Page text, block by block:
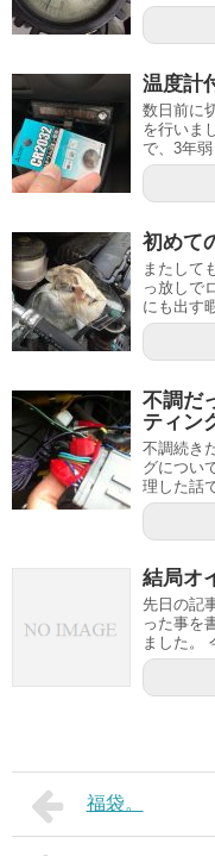
温度計
数日前に
を行いま
で、3年
初めて
またして
っ放しで
にも出す
不調だ
ティン
不調続き
グについ
理した話
結局オ
先日の記
った事を
ました。
福袋。